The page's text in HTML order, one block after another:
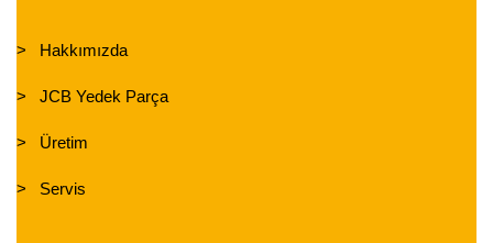
> Hakkımızda
> JCB Yedek Parça
> Üretim
> Servis